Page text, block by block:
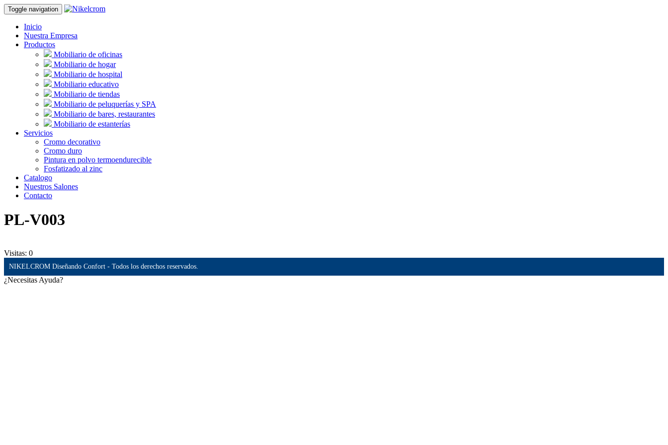
Toggle navigation
Inicio
Nuestra Empresa
Productos
Mobiliario de oficinas
Mobiliario de hogar
Mobiliario de hospital
Mobiliario educativo
Mobiliario de tiendas
Mobiliario de peluquerías y SPA
Mobiliario de bares, restaurantes
Mobiliario de estanterías
Servicios
Cromo decorativo
Cromo duro
Pintura en polvo termoendurecible
Fosfatizado al zinc
Catalogo
Nuestros Salones
Contacto
PL-V003
Visitas: 0
NIKELCROM Diseñando Confort - Todos los derechos reservados.
¿Necesitas Ayuda?